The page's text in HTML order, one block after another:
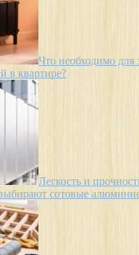
Что необходимо для
в квартире?
Легкость и
сотовые